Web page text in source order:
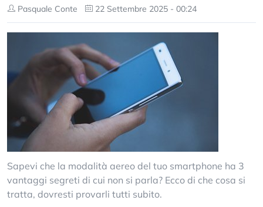
Pasquale Conte 22 Settembre 2025 - 00:24
Sapevi che la modalità aereo del tuo smartphone ha 3
vantaggi segreti di cui non si parla? Ecco di che cosa si
tratta, dovresti provarli tutti subito.